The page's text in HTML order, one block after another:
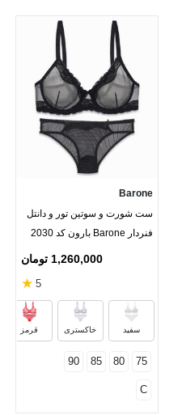
Barone
ست شورت و سوتین تور و دانتل
فنردار Barone بارون کد 2030
1,260,000 تومان
5
★
سفید خاکستری قرمز
75
80
85
90
C